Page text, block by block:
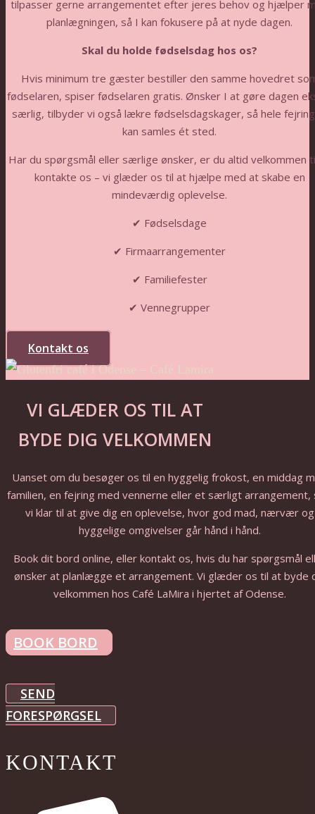
tilpasser gerne arrangementet efter jeres behov og hjælper
planlægningen, så I kan fokusere på at nyde dagen.
Skal du holde fødselsdag hos os?
Hvis minimum tre gæster bestiller den samme hovedret
fødselaren, spiser fødselaren gratis. Ønsker I at gøre dagen
særlig, tilbyder vi også lækre fødselsdagskager, så hele
kan samles ét sted.
Har du spørgsmål eller særlige ønsker, er du altid velkommen
kontakte os – vi glæder os til at hjælpe med at skabe en
mindeværdig oplevelse.
✔ Fødselsdage
✔ Firmaarrangementer
✔ Familiefester
✔ Vennegrupper
Kontakt os
VI GLÆDER OS TIL AT
BYDE DIG VELKOMMEN
Uanset om du besøger os til en hyggelig frokost, en middag
familien, en fejring med vennerne eller et særligt arrangement,
vi klar til at give dig en oplevelse, hvor god mad, nærvær og
hyggelige omgivelser går hånd i hånd.
Book dit bord online, eller kontakt os, hvis du har spørgsmål
ønsker at planlægge et arrangement. Vi glæder os til at byde
velkommen hos Café LaMira i hjertet af Odense.
BOOK BORD
SEND
FORESPØRGSEL
KONTAKT